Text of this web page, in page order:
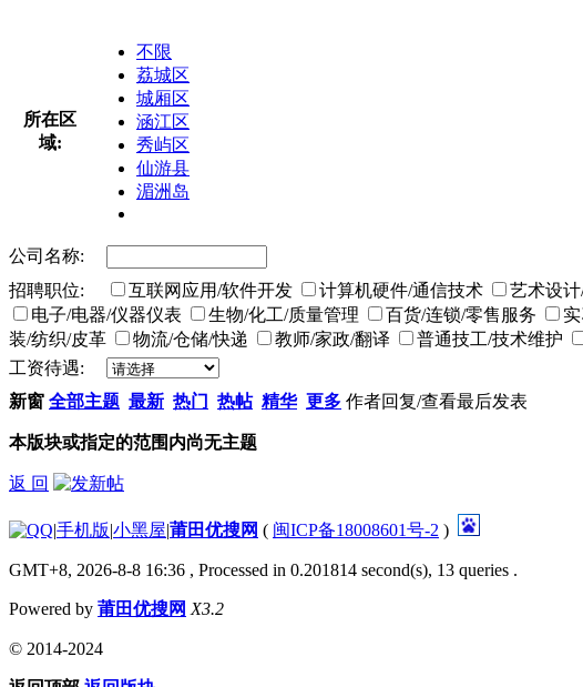
所在区
域:
不限
荔城区
城厢区
涵江区
秀屿区
仙游县
湄洲岛
公司名称:
招聘职位:
互联网应用/软件开发 计算机硬件/通信技术 艺术设
电子/电器/仪器仪表
生物/化工/质量管理 百货/连锁/零售服务
装/纺织/皮革
物流/仓储/快递 教师/家政/翻译 普通技工/技术维护
工资待遇:
新窗 全部主题 最新 热门 热帖 精华 更多 作者回复/查看最后发表
本版块或指定的范围内尚无主题
返 回
|手机版|小黑屋|莆田优搜网 ( 闽ICP备18008601号-2 )
GMT+8, 2026-8-8 16:36 , Processed in 0.201814 second(s), 13 queries .
Powered by 莆田优搜网 X3.2
© 2014-2024